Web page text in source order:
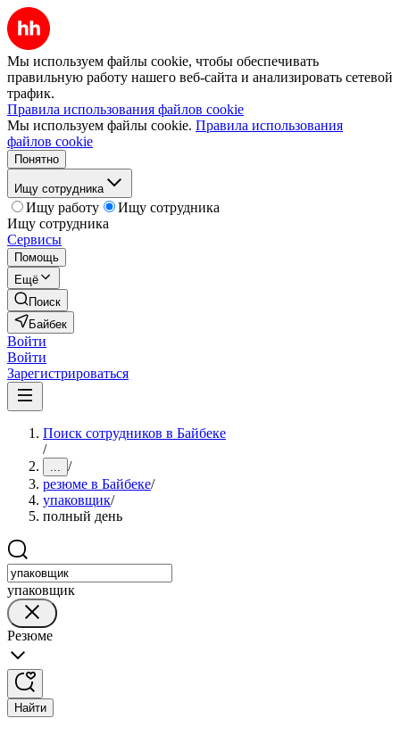
Мы используем файлы cookie, чтобы обеспечивать
правильную работу нашего веб-сайта и анализировать сетевой
трафик.
Правила использования файлов cookie
Мы используем файлы cookie. Правила использования
файлов cookie
Понятно
Ищу сотрудника
Ищу работу
Ищу сотрудника
Ищу сотрудника
Сервисы
Помощь
Ещё
Поиск
Байбек
Войти
Войти
Зарегистрироваться
Поиск сотрудников в Байбеке
/
... /
резюме в Байбеке/
упаковщик/
полный день
упаковщик
Резюме
Найти